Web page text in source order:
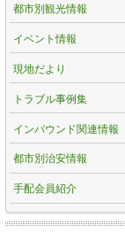
都市別観光情報
イベント情報
現地だより
トラブル事例集
インバウンド関連情報
都市別治安情報
手配会員紹介